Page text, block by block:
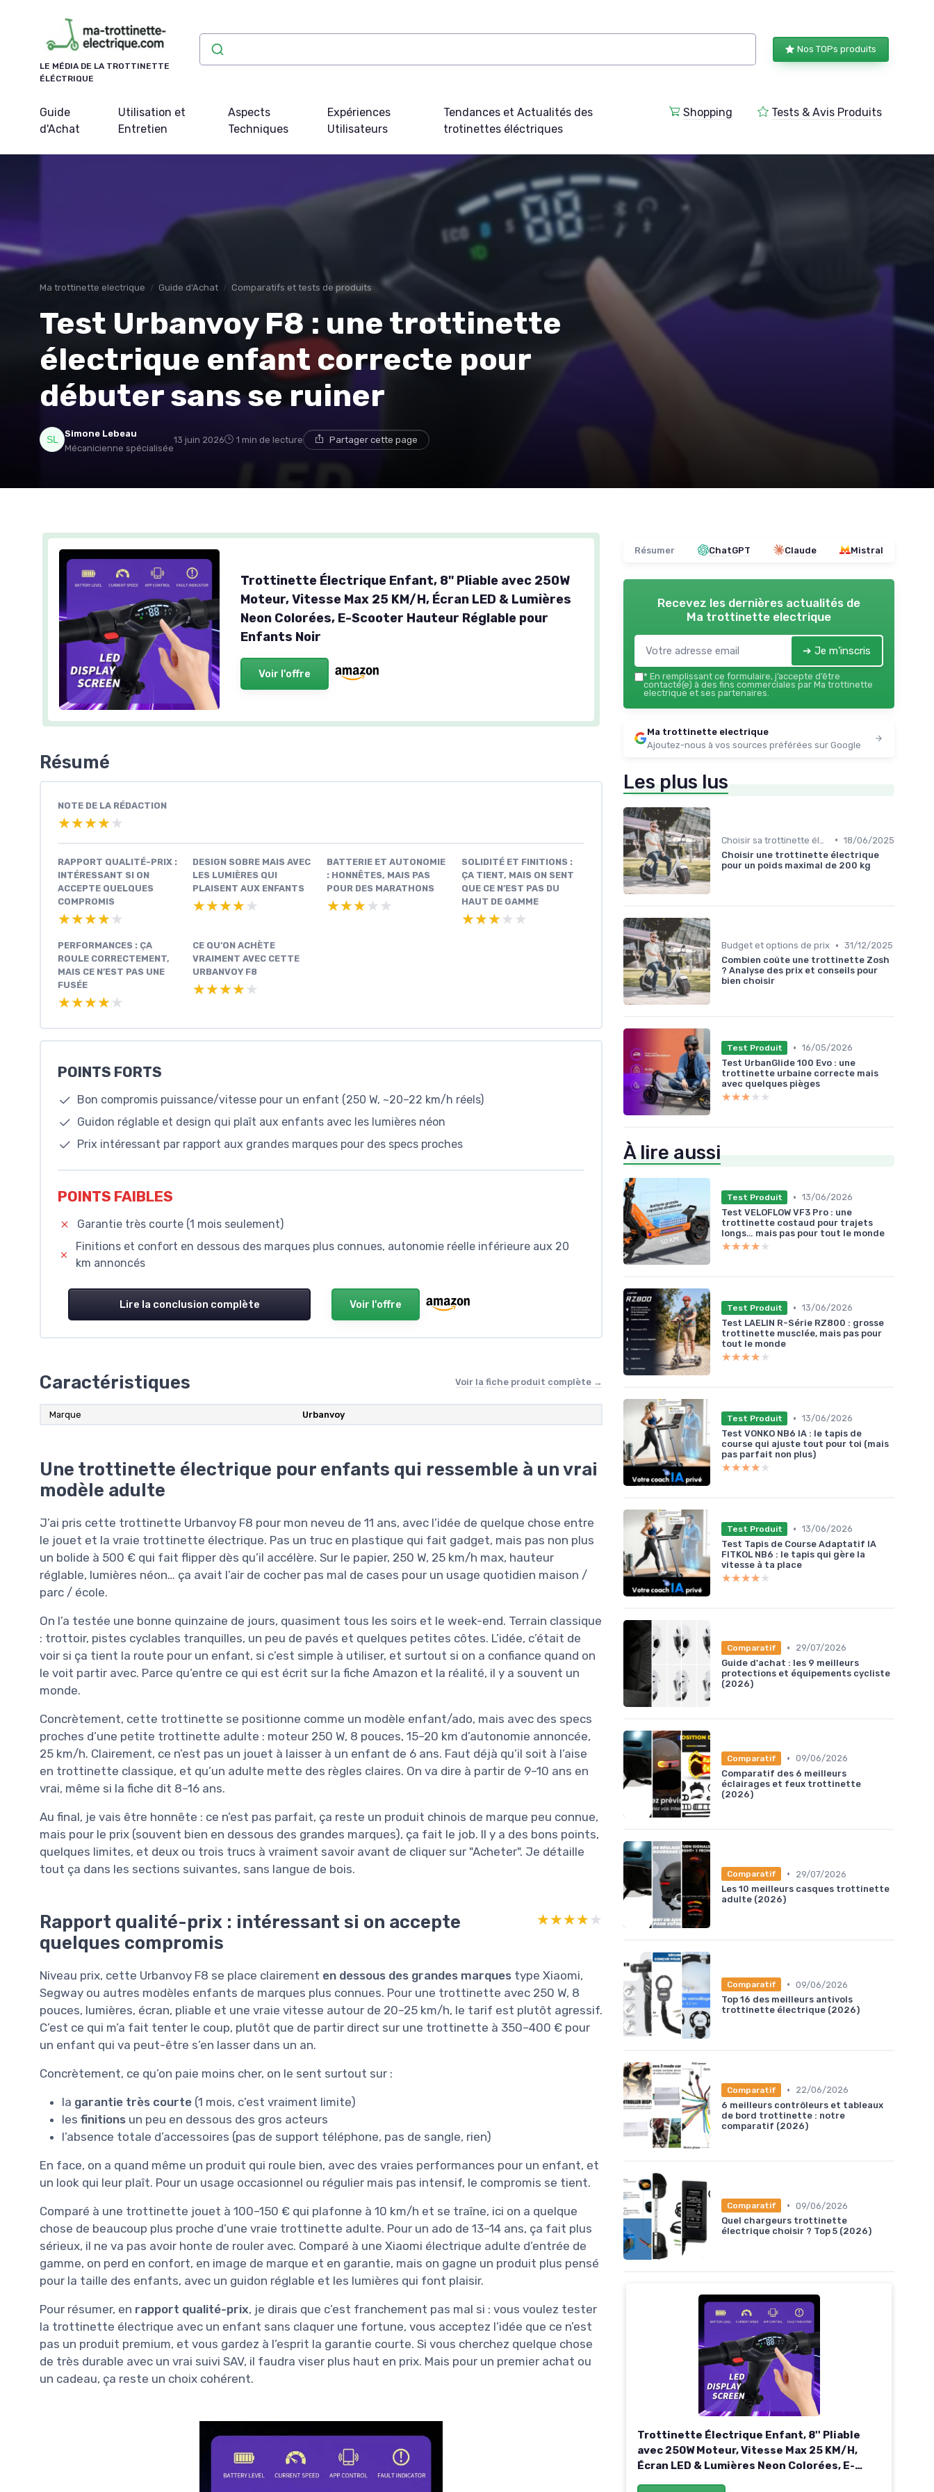
LE MÉDIA DE LA TROTTINETTE
ÉLÉCTRIQUE
Nos TOPs produits
Guide
d'Achat
Utilisation et
Entretien
Aspects
Techniques
Expériences
Utilisateurs
Tendances et Actualités des
trotinettes éléctriques
Shopping Tests & Avis Produits
Ma trottinette electrique Guide d'Achat Comparatifs et tests de produits
Test Urbanvoy F8 : une trottinette
électrique enfant correcte pour
débuter sans se ruiner
Simone Lebeau
Mécanicienne spécialisée
13 juin 2026 1 min de lecture Partager cette page
Trottinette Électrique Enfant, 8'' Pliable avec 250W
Moteur, Vitesse Max 25 KM/H, Écran LED & Lumières
Neon Colorées, E-Scooter Hauteur Réglable pour
Enfants Noir
Voir l'offre
Résumé
NOTE DE LA RÉDACTION
★★★★★
★★★★★
RAPPORT QUALITÉ-PRIX :
INTÉRESSANT SI ON
ACCEPTE QUELQUES
COMPROMIS
★★★★★
★★★★★
DESIGN SOBRE MAIS AVEC
LES LUMIÈRES QUI
PLAISENT AUX ENFANTS
★★★★★
★★★★★
BATTERIE ET AUTONOMIE
: HONNÊTES, MAIS PAS
POUR DES MARATHONS
★★★★★
★★★★★
SOLIDITÉ ET FINITIONS :
ÇA TIENT, MAIS ON SENT
QUE CE N’EST PAS DU
HAUT DE GAMME
★★★★★
★★★★★
PERFORMANCES : ÇA
ROULE CORRECTEMENT,
MAIS CE N’EST PAS UNE
FUSÉE
★★★★★
★★★★★
CE QU’ON ACHÈTE
VRAIMENT AVEC CETTE
URBANVOY F8
★★★★★
★★★★★
POINTS FORTS
Bon compromis puissance/vitesse pour un enfant (250 W, ~20–22 km/h réels)
Guidon réglable et design qui plaît aux enfants avec les lumières néon
Prix intéressant par rapport aux grandes marques pour des specs proches
POINTS FAIBLES
Garantie très courte (1 mois seulement)
Finitions et confort en dessous des marques plus connues, autonomie réelle inférieure aux 20
km annoncés
Lire la conclusion complète Voir l'offre
Caractéristiques Voir la fiche produit complète →
Marque Urbanvoy
Une trottinette électrique pour enfants qui ressemble à un vrai
modèle adulte
J’ai pris cette trottinette Urbanvoy F8 pour mon neveu de 11 ans, avec l’idée de quelque chose entre
le jouet et la vraie trottinette électrique. Pas un truc en plastique qui fait gadget, mais pas non plus
un bolide à 500 € qui fait flipper dès qu’il accélère. Sur le papier, 250 W, 25 km/h max, hauteur
réglable, lumières néon… ça avait l’air de cocher pas mal de cases pour un usage quotidien maison /
parc / école.
On l’a testée une bonne quinzaine de jours, quasiment tous les soirs et le week-end. Terrain classique
: trottoir, pistes cyclables tranquilles, un peu de pavés et quelques petites côtes. L’idée, c’était de
voir si ça tient la route pour un enfant, si c’est simple à utiliser, et surtout si on a confiance quand on
le voit partir avec. Parce qu’entre ce qui est écrit sur la fiche Amazon et la réalité, il y a souvent un
monde.
Concrètement, cette trottinette se positionne comme un modèle enfant/ado, mais avec des specs
proches d’une petite trottinette adulte : moteur 250 W, 8 pouces, 15–20 km d’autonomie annoncée,
25 km/h. Clairement, ce n’est pas un jouet à laisser à un enfant de 6 ans. Faut déjà qu’il soit à l’aise
en trottinette classique, et qu’un adulte mette des règles claires. On va dire à partir de 9–10 ans en
vrai, même si la fiche dit 8–16 ans.
Au final, je vais être honnête : ce n’est pas parfait, ça reste un produit chinois de marque peu connue,
mais pour le prix (souvent bien en dessous des grandes marques), ça fait le job. Il y a des bons points,
quelques limites, et deux ou trois trucs à vraiment savoir avant de cliquer sur "Acheter". Je détaille
tout ça dans les sections suivantes, sans langue de bois.
Rapport qualité-prix : intéressant si on accepte
quelques compromis
★★★★★
★★★★★
Niveau prix, cette Urbanvoy F8 se place clairement en dessous des grandes marques type Xiaomi,
Segway ou autres modèles enfants de marques plus connues. Pour une trottinette avec 250 W, 8
pouces, lumières, écran, pliable et une vraie vitesse autour de 20–25 km/h, le tarif est plutôt agressif.
C’est ce qui m’a fait tenter le coup, plutôt que de partir direct sur une trottinette à 350–400 € pour
un enfant qui va peut-être s’en lasser dans un an.
Concrètement, ce qu’on paie moins cher, on le sent surtout sur :
la garantie très courte (1 mois, c’est vraiment limite)
les finitions un peu en dessous des gros acteurs
l’absence totale d’accessoires (pas de support téléphone, pas de sangle, rien)
En face, on a quand même un produit qui roule bien, avec des vraies performances pour un enfant, et
un look qui leur plaît. Pour un usage occasionnel ou régulier mais pas intensif, le compromis se tient.
Comparé à une trottinette jouet à 100–150 € qui plafonne à 10 km/h et se traîne, ici on a quelque
chose de beaucoup plus proche d’une vraie trottinette adulte. Pour un ado de 13–14 ans, ça fait plus
sérieux, il ne va pas avoir honte de rouler avec. Comparé à une Xiaomi électrique adulte d’entrée de
gamme, on perd en confort, en image de marque et en garantie, mais on gagne un produit plus pensé
pour la taille des enfants, avec un guidon réglable et les lumières qui font plaisir.
Pour résumer, en rapport qualité-prix, je dirais que c’est franchement pas mal si : vous voulez tester
la trottinette électrique avec un enfant sans claquer une fortune, vous acceptez l’idée que ce n’est
pas un produit premium, et vous gardez à l’esprit la garantie courte. Si vous cherchez quelque chose
de très durable avec un vrai suivi SAV, il faudra viser plus haut en prix. Mais pour un premier achat ou
un cadeau, ça reste un choix cohérent.
Résumer ChatGPT Claude Mistral
Recevez les dernières actualités de
Ma trottinette electrique
➔ Je m'inscris
* En remplissant ce formulaire, j’accepte d’être
contacté(e) à des fins commerciales par Ma trottinette
electrique et ses partenaires.
Ma trottinette electrique
Ajoutez-nous à vos sources préférées sur Google
Les plus lus
• 18/06/2025
Choisir une trottinette électrique
pour un poids maximal de 200 kg
Budget et options de prix • 31/12/2025
Combien coûte une trottinette Zosh
? Analyse des prix et conseils pour
bien choisir
Test Produit • 16/05/2026
Test UrbanGlide 100 Evo : une
trottinette urbaine correcte mais
avec quelques pièges
★★★★★
★★★★★
À lire aussi
Test Produit • 13/06/2026
Test VELOFLOW VF3 Pro : une
trottinette costaud pour trajets
longs… mais pas pour tout le monde
★★★★★
★★★★★
Test Produit • 13/06/2026
Test LAELIN R-Série RZ800 : grosse
trottinette musclée, mais pas pour
tout le monde
★★★★★
★★★★★
Test Produit • 13/06/2026
Test VONKO NB6 IA : le tapis de
course qui ajuste tout pour toi (mais
pas parfait non plus)
★★★★★
★★★★★
Test Produit • 13/06/2026
Test Tapis de Course Adaptatif IA
FITKOL NB6 : le tapis qui gère la
vitesse à ta place
★★★★★
★★★★★
Comparatif •
29/07/2026
Guide d'achat : les 9 meilleurs
protections et équipements cycliste
(2026)
Comparatif • 09/06/2026
Comparatif des 6 meilleurs
éclairages et feux trottinette
(2026)
Comparatif •
29/07/2026
Les 10 meilleurs casques trottinette
adulte (2026)
Comparatif • 09/06/2026
Top 16 des meilleurs antivols
trottinette électrique (2026)
Comparatif •
22/06/2026
6 meilleurs contrôleurs et tableaux
de bord trottinette : notre
comparatif (2026)
Comparatif • 09/06/2026
Quel chargeurs trottinette
électrique choisir ? Top 5 (2026)
Trottinette Électrique Enfant, 8'' Pliable
avec 250W Moteur, Vitesse Max 25 KM/H,
Écran LED & Lumières Neon Colorées, E-